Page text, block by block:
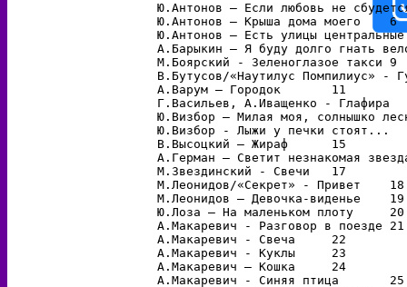
Ю.Антонов – Если любовь не сбудется
Ю.Антонов – Крыша дома моего	6
Ю.Антонов – Есть улицы центральные	7
А.Барыкин – Я буду долго гнать
М.Боярский - Зеленоглазое такси	9
В.Бутусов/«Наутилус Помпилиус» -
А.Варум – Городок	11
Г.Васильев, А.Иващенко - Глафира	12
Ю.Визбор – Милая моя, солнышко лесное
Ю.Визбор - Лыжи у печки стоят...	14
В.Высоцкий – Жираф	15
А.Герман – Светит незнакомая звезда
М.Звездинский - Свечи	17
М.Леонидов/«Секрет» - Привет	18
М.Леонидов – Девочка-виденье	19
Ю.Лоза – На маленьком плоту	20
А.Макаревич - Разговор в поезде	21
А.Макаревич - Свеча	22
А.Макаревич - Куклы	23
А.Макаревич – Кошка	24
А.Макаревич - Синяя птица	25